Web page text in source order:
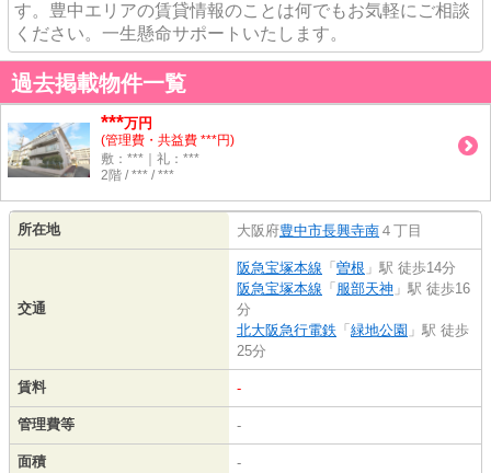
す。豊中エリアの賃貸情報のことは何でもお気軽にご相談
ください。一生懸命サポートいたします。
過去掲載物件一覧
***万円
(管理費・共益費 ***円)
敷：***｜礼：***
2階 / *** / ***
所在地 大阪府豊中市長興寺南 ４丁目
交通
阪急宝塚本線 「 曽根 」駅 徒歩14分
阪急宝塚本線 「 服部天神 」駅 徒歩16
分
北大阪急行電鉄 「 緑地公園 」駅 徒歩
25分
賃料 -
管理費等 -
面積 -